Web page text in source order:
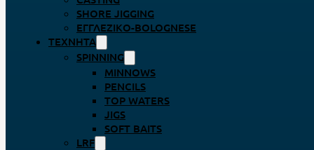
SHORE JIGGING
ΕΓΓΛΈΖΙΚΟ-BOLOGNESE
ΤΕΧΝΗΤΆ
SPINNING
MINNOWS
PENCILS
TOP WATERS
JIGS
SOFT BAITS
LRF